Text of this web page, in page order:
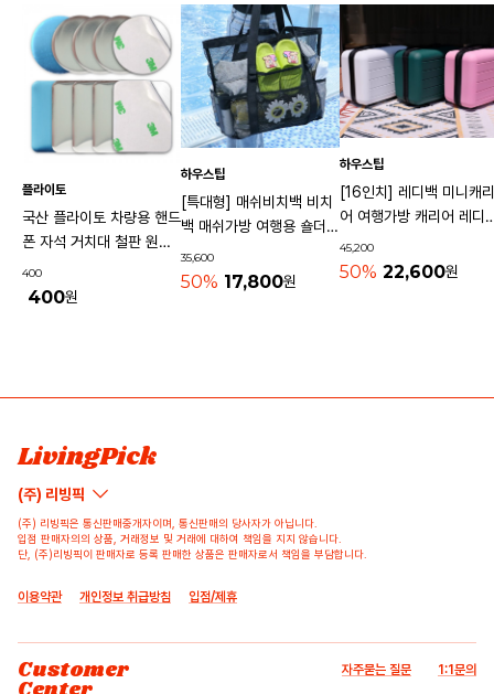
플라이토
국산 플라이토 차량용 핸드
폰 자석 거치대 철판 원형
사각 40mm
400
400원
하우스팁
[특대형] 매쉬비치백 비치
백 매쉬가방 여행용 숄더백
물놀이가방 수영가방 물빠
지는가방
35,600
50% 17,800원
하우스팁
[16인치] 레디백 미니캐리
어 여행가방 캐리어 레디
기내용가방
45,200
50% 22,600원
LivingPick
(주) 리빙픽
(주) 리빙픽은 통신판매중개자이며, 통신판매의 당사자가 아닙니다.
입점 판매자의의 상품, 거래정보 및 거래에 대하여 책임을 지지 않습니다.
단, (주)리빙픽이 판매자로 등록 판매한 상품은 판매자로서 책임을 부담합니다.
이용약관 개인정보 취급방침 입점/제휴
Customer 자주묻는 질문 1:1문의